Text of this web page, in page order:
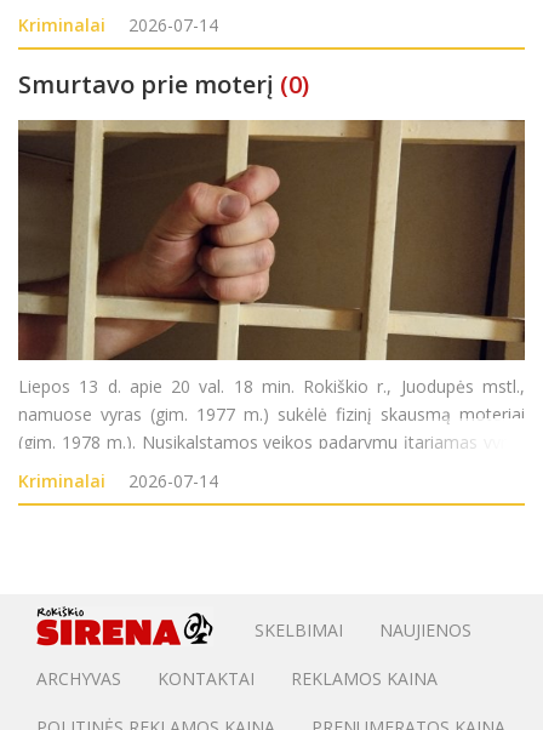
Norvegijoje. Pradėtas ikiteisminis tyrimas pagal LR BK 189 str.
Kriminalai 2026-07-14
Smurtavo prie moterį (0)
Liepos 13 d. apie 20 val. 18 min. Rokiškio r., Juodupės mstl.,
namuose vyras (gim. 1977 m.) sukėlė fizinį skausmą moteriai
(gim. 1978 m.). Nusikalstamos veikos padarymu įtariamas vyras
sulaikytas. Pradėtas ikiteisminis tyrimas pagal LR BK 140 str.
Kriminalai 2026-07-14
SKELBIMAI NAUJIENOS
ARCHYVAS KONTAKTAI REKLAMOS KAINA